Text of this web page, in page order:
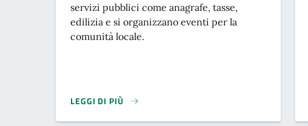
servizi pubblici come anagrafe, tasse,
edilizia e si organizzano eventi per la
comunità locale.
LEGGI DI PIÙ